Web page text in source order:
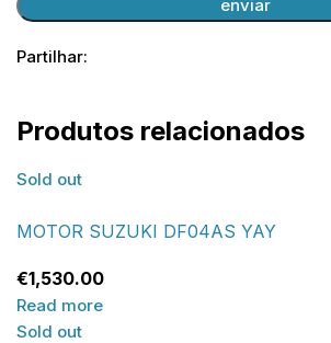
Partilhar:
Produtos relacionados
Sold out
MOTOR SUZUKI DF04AS YAY
€1,530.00
Read more
Sold out